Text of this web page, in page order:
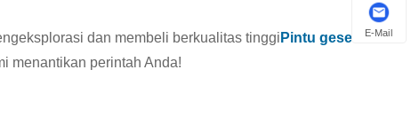
dan membeli berkualitas tinggi Pintu geser
menantikan perintah Anda!
E-Mail